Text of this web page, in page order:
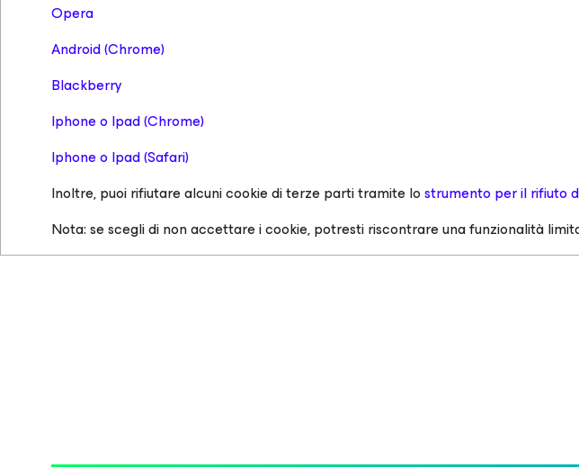
Opera
Android (Chrome)
Blackberry
Iphone o Ipad (Chrome)
Iphone o Ipad (Safari)
Inoltre, puoi rifiutare alcuni cookie di terze parti tramite lostrumento per il rifiuto
Nota: se scegli di non accettare i cookie, potresti riscontrare una funzionalità